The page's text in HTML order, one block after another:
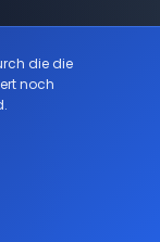
die die
noch